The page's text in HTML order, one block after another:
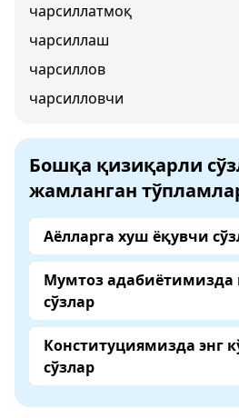
чарсиллатмоқ
чарсиллаш
чарсиллов
чарсилловчи
Бошқа қизиқарли
жамланган
Аёлларга хуш ёқувчи
Мумтоз адабиётимизда
сўзлар
Конституциямизда энг
сўзлар